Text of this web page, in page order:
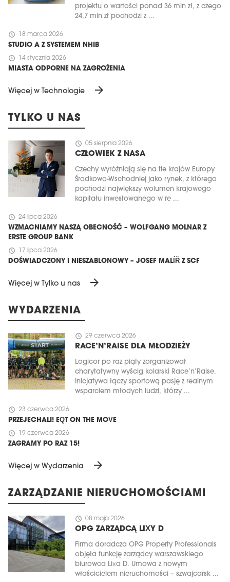
projektu o wartości ponad 36 mln zł, z czego
24,7 mln zł pochodzi z ...
schedule 18 marca 2026
STUDIO A Z SYSTEMEM NHIB
schedule 14 stycznia 2026
MIASTA ODPORNE NA ZAGROŻENIA
Więcej w Technologie arrow_forward
TYLKO U NAS
schedule 05 sierpnia 2026
CZŁOWIEK Z NASA
Czechy wyróżniają się na tle krajów Europy
Środkowo-Wschodniej jako rynek, z którego
pochodzi największy wolumen krajowego
kapitału inwestowanego w re ...
schedule 24 lipca 2026
WZMACNIAMY NASZĄ OBECNOŚĆ – WOLFGANG MOLNAR Z
ERSTE GROUP BANK
schedule 17 lipca 2026
DOŚWIADCZONY I NIESZABLONOWY – JOSEF MALÍŘ Z SCF
Więcej w Tylko u nas arrow_forward
WYDARZENIA
schedule 29 czerwca 2026
RACE’N’RAISE DLA MŁODZIEŻY
Logicor po raz piąty zorganizował
charytatywny wyścig kolarski Race’n’Raise.
Inicjatywa łączy sportową pasję z realnym
wsparciem młodych ludzi, którzy ...
schedule 23 czerwca 2026
PRZEJECHALI! EQT ON THE MOVE
schedule 19 czerwca 2026
ZAGRAMY PO RAZ 15!
Więcej w Wydarzenia arrow_forward
ZARZĄDZANIE NIERUCHOMOŚCIAMI
schedule 08 maja 2026
OPG ZARZĄDCĄ LIXY D
Firma doradcza OPG Property Professionals
objęła funkcję zarządcy warszawskiego
biurowca Lixa D. Umowa z nowym
właścicielem nieruchomości – szwajcarsk ...